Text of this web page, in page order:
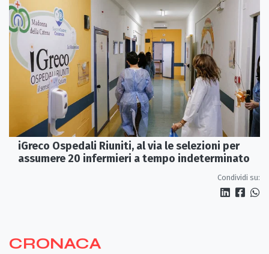
iGreco Ospedali Riuniti, al via le selezioni per
assumere 20 infermieri a tempo indeterminato
Condividi su:
CRONACA